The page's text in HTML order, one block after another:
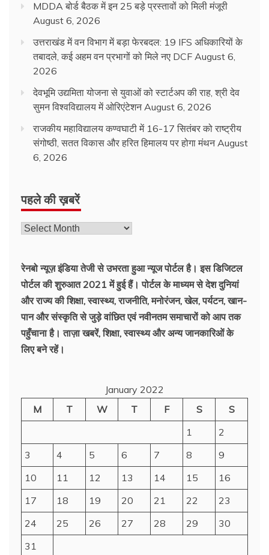
MDDA बोर्ड बैठक में इन 25 बड़े प्रस्तावों को मिली मंजूरी
August 6, 2026
उत्तराखंड में वन विभाग में बड़ा फेरबदल: 19 IFS अधिकारियों के
तबादले, कई अहम वन प्रभागों को मिले नए DCF August 6,
2026
देवभूमि उद्यमिता योजना से युवाओं को स्टार्टअप की राह, श्री देव
सुमन विश्वविद्यालय में ओरिएंटेशन August 6, 2026
राजकीय महाविद्यालय कण्वघाटी में 16-17 सितंबर को राष्ट्रीय
संगोष्ठी, सतत विकास और हरित हिमालय पर होगा मंथन August
6, 2026
पहले की ख़बरें
रेनबो न्यूज़ इंडिया तेजी से उभरता हुआ न्‍यूज पोर्टल है। इस डिजिटल
पोर्टल की शुरुआत 2021 में हुई हैं। पोर्टल के माध्यम से देश दुनियां
और राज्य की शिक्षा, स्वास्थ्य, राजनीति, मनोरंजन, खेल, पर्यटन, खान-
पान और संस्कृति से जुड़े वांछित एवं नवीनतम समाचारों को आप तक
पहुँचाना है। ताज़ा खबरें, शिक्षा, स्वास्थ्य और अन्य जानकारिओं के
लिए बने रहें।
January 2022
M
T W T F S
S
1
2
3
4 5 6 7 8
9
10
11 12 13 14 15
16
17
18 19 20 21 22
23
24
25 26 27 28 29
30
31